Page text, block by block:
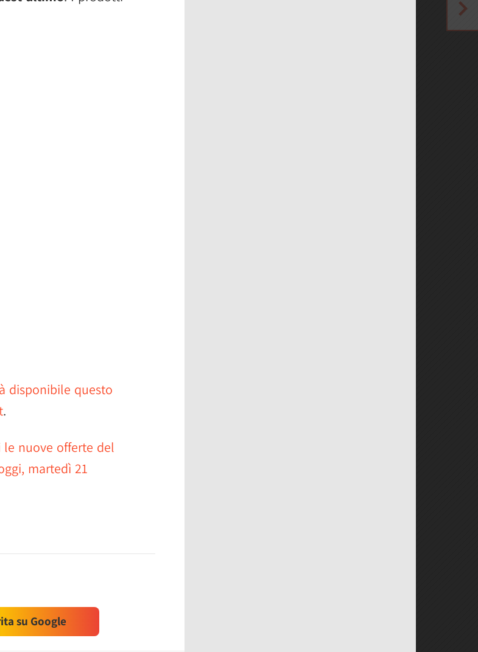
disponibile questo
.
nuove offerte del
martedì 21
su Google